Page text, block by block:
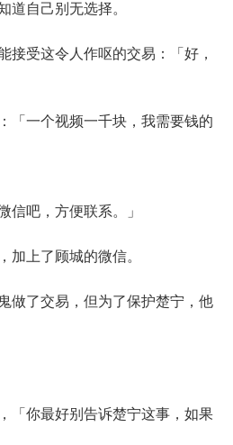
自己别无选择。
受这令人作呕的交易：「好，
一个视频一千块，我需要钱的
吧，方便联系。」
上了顾城的微信。
了交易，但为了保护楚宁，他
你最好别告诉楚宁这事，如果